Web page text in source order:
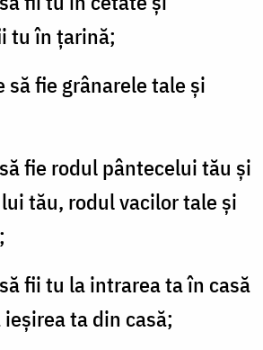
tu în ţarină;
să fie grânarele tale şi
fie rodul pântecelui tău şi
tău, rodul vacilor tale şi
fii tu la intrarea ta în casă
ta din casă;